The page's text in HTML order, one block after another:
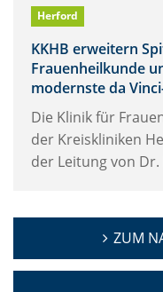
Herford
KKHB erweitern
Frauenheilkunde
modernste da
Die Klinik für
der Kreiskliniken
der Leitung von
ZUM